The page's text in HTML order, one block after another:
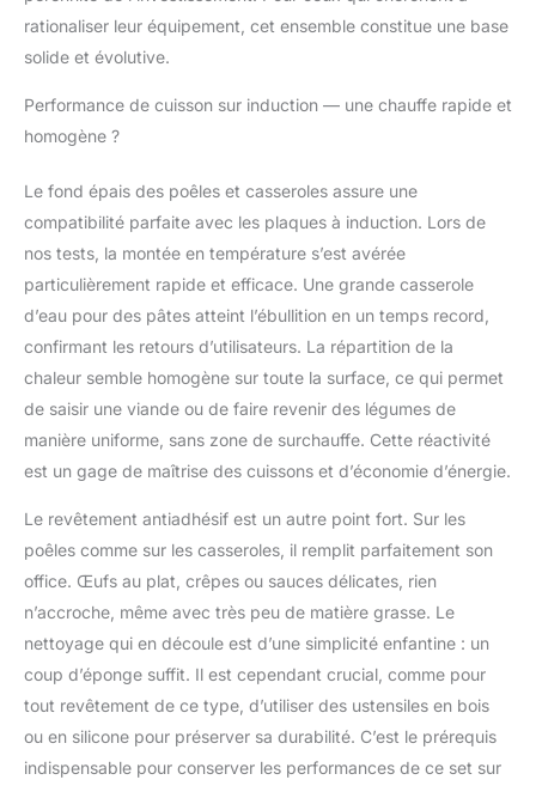
rationaliser leur équipement, cet ensemble constitue une base
solide et évolutive.
Performance de cuisson sur induction — une chauffe rapide et
homogène ?
Le fond épais des poêles et casseroles assure une
compatibilité parfaite avec les plaques à induction. Lors de
nos tests, la montée en température s’est avérée
particulièrement rapide et efficace. Une grande casserole
d’eau pour des pâtes atteint l’ébullition en un temps record,
confirmant les retours d’utilisateurs. La répartition de la
chaleur semble homogène sur toute la surface, ce qui permet
de saisir une viande ou de faire revenir des légumes de
manière uniforme, sans zone de surchauffe. Cette réactivité
est un gage de maîtrise des cuissons et d’économie d’énergie.
Le revêtement antiadhésif est un autre point fort. Sur les
poêles comme sur les casseroles, il remplit parfaitement son
office. Œufs au plat, crêpes ou sauces délicates, rien
n’accroche, même avec très peu de matière grasse. Le
nettoyage qui en découle est d’une simplicité enfantine : un
coup d’éponge suffit. Il est cependant crucial, comme pour
tout revêtement de ce type, d’utiliser des ustensiles en bois
ou en silicone pour préserver sa durabilité. C’est le prérequis
indispensable pour conserver les performances de ce set sur